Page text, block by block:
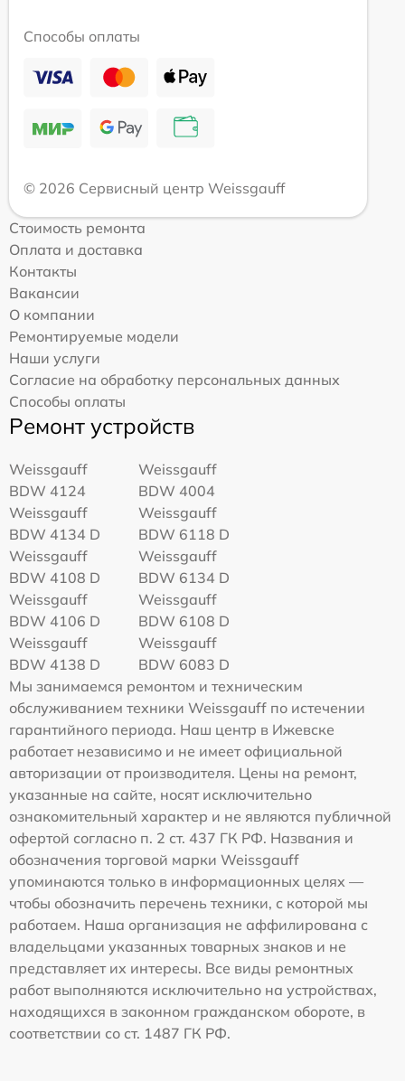
Способы оплаты
© 2026 Сервисный центр Weissgauff
Стоимость ремонта
Оплата и доставка
Контакты
Вакансии
О компании
Ремонтируемые модели
Наши услуги
Согласие на обработку персональных данных
Способы оплаты
Ремонт устройств
Weissgauff
BDW 4124
Weissgauff
BDW 4004
Weissgauff
BDW 4134 D
Weissgauff
BDW 6118 D
Weissgauff
BDW 4108 D
Weissgauff
BDW 6134 D
Weissgauff
BDW 4106 D
Weissgauff
BDW 6108 D
Weissgauff
BDW 4138 D
Weissgauff
BDW 6083 D
Мы занимаемся ремонтом и техническим
обслуживанием техники Weissgauff по истечении
гарантийного периода. Наш центр в Ижевске
работает независимо и не имеет официальной
авторизации от производителя. Цены на ремонт,
указанные на сайте, носят исключительно
ознакомительный характер и не являются публичной
офертой согласно п. 2 ст. 437 ГК РФ. Названия и
обозначения торговой марки Weissgauff
упоминаются только в информационных целях —
чтобы обозначить перечень техники, с которой мы
работаем. Наша организация не аффилирована с
владельцами указанных товарных знаков и не
представляет их интересы. Все виды ремонтных
работ выполняются исключительно на устройствах,
находящихся в законном гражданском обороте, в
соответствии со ст. 1487 ГК РФ.